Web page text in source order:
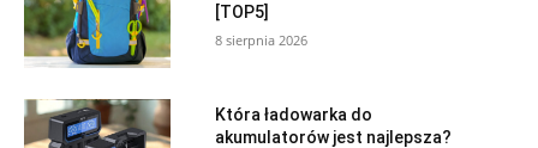
[TOP5]
8 sierpnia 2026
Która ładowarka do
akumulatorów jest najlepsza?